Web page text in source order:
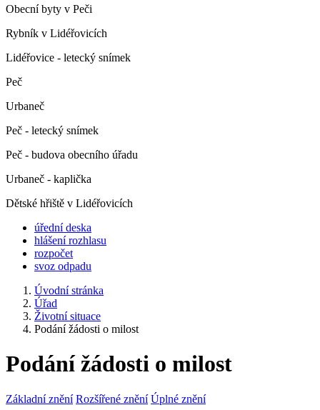
Obecní byty v Peči
Rybník v Lidéřovicích
Lidéřovice - letecký snímek
Peč
Urbaneč
Peč - letecký snímek
Peč - budova obecního úřadu
Urbaneč - kaplička
Dětské hřiště v Lidéřovicích
úřední deska
hlášení rozhlasu
rozpočet
svoz odpadu
Úvodní stránka
Úřad
Životní situace
Podání žádosti o milost
Podání žádosti o milost
Základní znění Rozšířené znění Úplné znění